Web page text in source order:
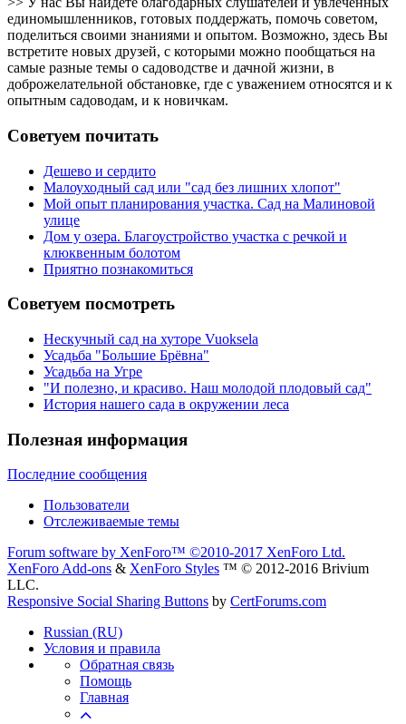
единомышленников, готовых поддержать, помочь советом,
поделиться своими знаниями и опытом. Возможно, здесь Вы
встретите новых друзей, с которыми можно пообщаться на
самые разные темы о садоводстве и дачной жизни, в
доброжелательной обстановке, где с уважением относятся и к
опытным садоводам, и к новичкам.
Советуем почитать
Дешево и сердито
Малоуходный сад или "сад без лишних хлопот"
Мой опыт планирования участка. Сад на Малиновой
улице
Дом у озера. Благоустройство участка с речкой и
клюквенным болотом
Приятно познакомиться
Советуем посмотреть
Нескучный сад на хуторе Vuoksela
Усадьба "Большие Брёвна"
Усадьба на Угре
"И полезно, и красиво. Наш молодой плодовый сад"
История нашего сада в окружении леса
Полезная информация
Последние сообщения
Пользователи
Отслеживаемые темы
Forum software by XenForo™ ©2010-2017 XenForo Ltd.
XenForo Add-ons & XenForo Styles ™ © 2012-2016 Brivium
LLC.
Responsive Social Sharing Buttons by CertForums.com
Russian (RU)
Условия и правила
Обратная связь
Помощь
Главная